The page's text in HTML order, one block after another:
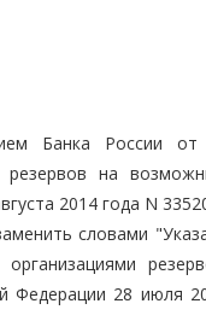
Банка России
резервов на
2014 года N
словами
Федерации 28 июля